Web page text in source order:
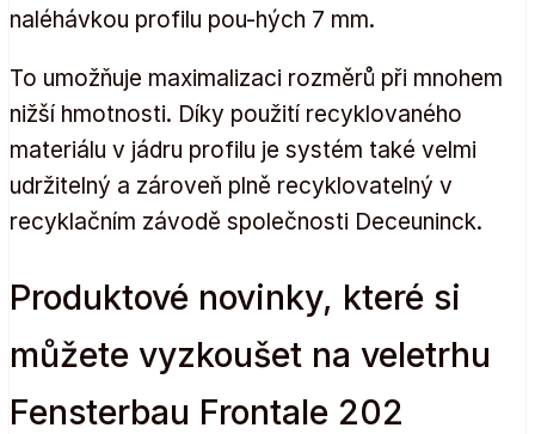
naléhávkou profilu pou-hých 7 mm.
To umožňuje maximalizaci rozměrů při mnohem
nižší hmotnosti. Díky použití recyklovaného
materiálu v jádru profilu je systém také velmi
udržitelný a zároveň plně recyklovatelný v
recyklačním závodě společnosti Deceuninck.
Produktové novinky, které si
můžete vyzkoušet na veletrhu
Fensterbau Frontale 202